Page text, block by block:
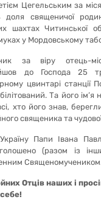
Цегельським за
доля священичої
шахтах Читинської
у Мордовському
за віру отець-
до Господа 25
цвинтарі станції
Та його ім’я
хто його знав,
священика та
Папи Івана
(разом із
Отців наших і